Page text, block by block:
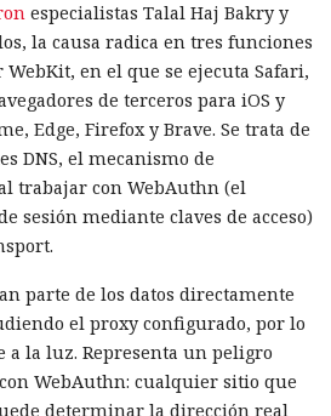
especialistas Talal Haj Bakry y
la causa radica en tres funciones
en el que se ejecuta Safari,
de terceros para iOS y
Edge, Firefox y Brave. Se trata de
DNS, el mecanismo de
trabajar con WebAuthn (el
sesión mediante claves de acceso)
parte de los datos directamente
el proxy configurado, por lo
a la luz. Representa un peligro
WebAuthn: cualquier sitio que
determinar la dirección real